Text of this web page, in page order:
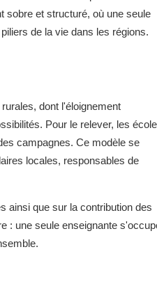
sobre et structuré, où une seule
de la vie dans les régions.
dont l'éloignement
Pour le relever, les
campagnes. Ce modèle se
locales, responsables de
ainsi que sur la contribution des
: une seule enseignante